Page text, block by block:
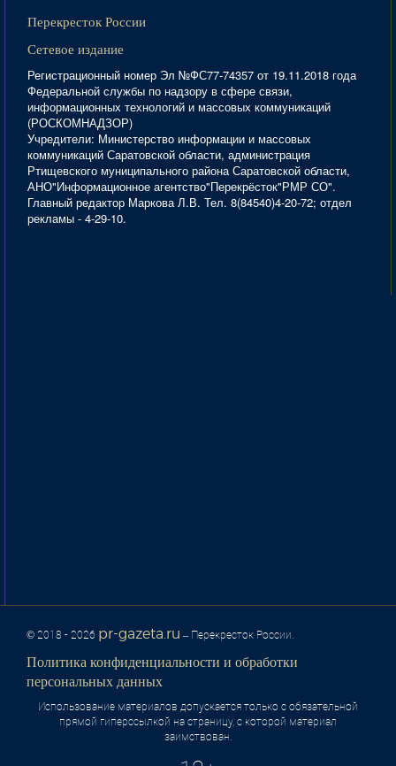
Перекресток России
Сетевое издание
Регистрационный номер Эл №ФС77-74357 от 19.11.2018 года
Федеральной службы по надзору в сфере связи,
информационных технологий и массовых коммуникаций
(РОСКОМНАДЗОР)
Учредители: Министерство информации и массовых
коммуникаций Саратовской области, администрация
Ртищевского муниципального района Саратовской области,
АНО"Информационное агентство"Перекрёсток"РМР СО".
Главный редактор Маркова Л.В. Тел. 8(84540)4-20-72; отдел
рекламы - 4-29-10.
© 2018 - 2026 pr-gazeta.ru – Перекресток России.
Политика конфиденциальности и обработки
персональных данных
Использование материалов допускается только с обязательной
прямой гиперссылкой на страницу, с которой материал
заимствован.